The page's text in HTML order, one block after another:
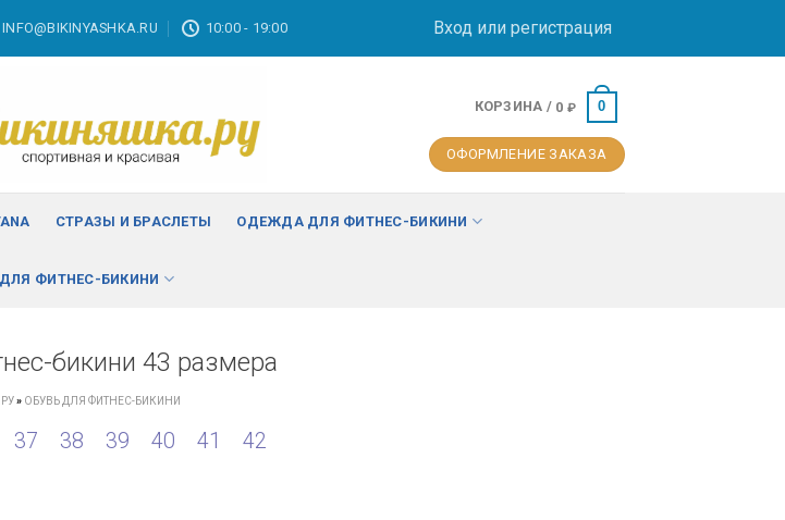
INFO@BIKINYASHKA.RU 10:00 - 19:00 Вход или регистрация
КОРЗИНА / 0 ₽ 0
ОФОРМЛЕНИЕ ЗАКАЗА
СТРАЗЫ И БРАСЛЕТЫ ОДЕЖДА ДЛЯ ФИТНЕС-БИКИНИ
ФИТНЕС-БИКИНИ
бикини 43 размера
» ОБУВЬ ДЛЯ ФИТНЕС-БИКИНИ
37 38 39 40 41 42